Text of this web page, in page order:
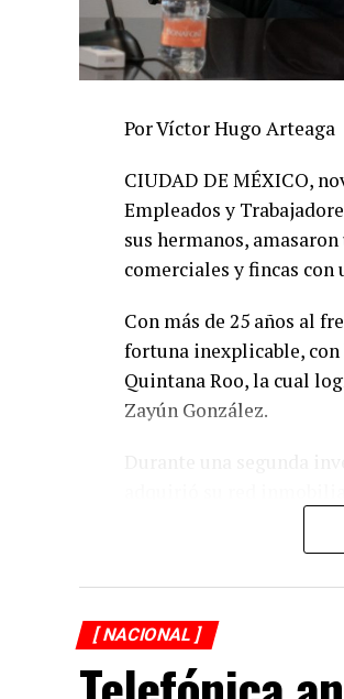
Por Víctor Hugo Arteaga
CIUDAD DE MÉXICO,
Empleados y
sus hermanos,
comerciales y fincas
Con más de 25 años al
fortuna inexplicable, con
Quintana Roo, la cual
Zayún González.
con una valuación
patrimonio del Clan
adquiridas por sus
declaraciones fiscales
irregularidades.
[ NACIONAL ]